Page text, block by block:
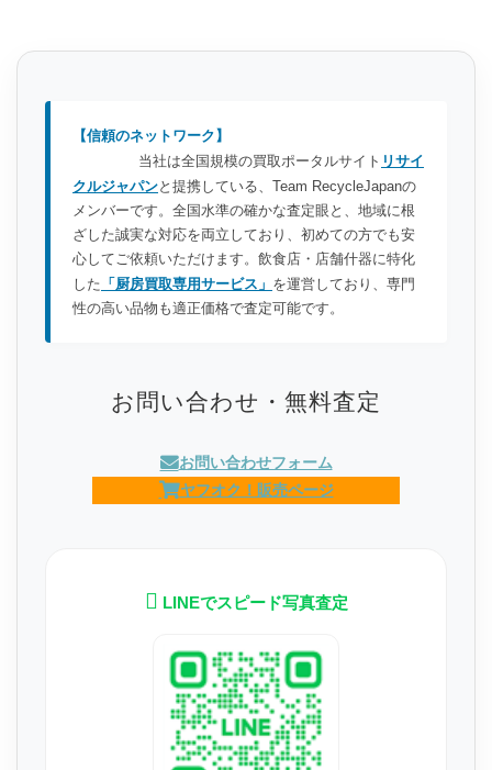
【信頼のネットワーク】
当社は全国規模の買取ポータルサイト リサイ
クルジャパンと提携している、Team RecycleJapanの
メンバーです。全国水準の確かな査定眼と、地域に根
ざした誠実な対応を両立しており、初めての方でも安
心してご依頼いただけます。飲食店・店舗什器に特化
した 「厨房買取専用サービス」 を運営しており、専門
性の高い品物も適正価格で査定可能です。
お問い合わせ・無料査定
お問い合わせフォーム
ヤフオク！販売ページ
LINEでスピード写真査定